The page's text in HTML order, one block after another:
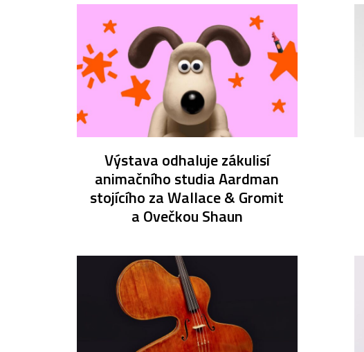
Výstava odhaluje zákulisí
animačního studia Aardman
stojícího za Wallace & Gromit
a Ovečkou Shaun